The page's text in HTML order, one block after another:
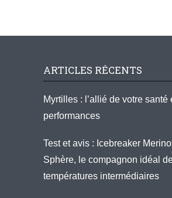
ARTICLES RÉCENTS
Myrtilles : l’allié de votre santé
performances
Test et avis : Icebreaker
Sphère, le compagnon idéal
températures intermédiaires